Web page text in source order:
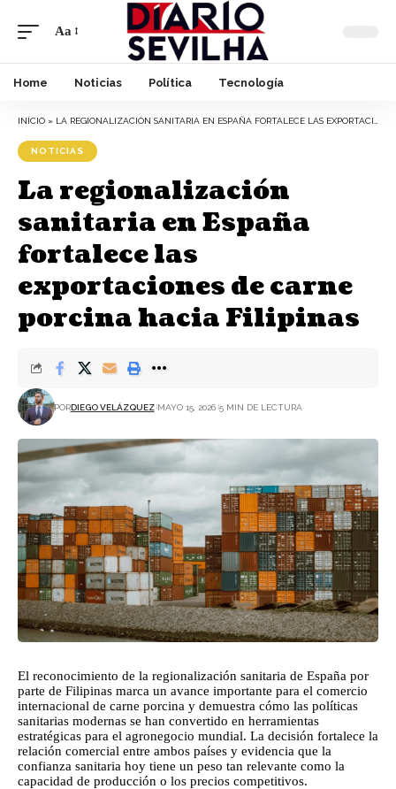
Font
Aa
Home Noticias Política Tecnología
INÍCIO » LA REGIONALIZACIÓN SANITARIA EN ESPAÑA FORTALECE LAS EXPORTACIONES DE CARNE PORCINA HACIA FILIPINAS
NOTICIAS
La regionalización
sanitaria en España
fortalece las
exportaciones de carne
porcina hacia Filipinas
PORDIEGO VELÁZQUEZ MAYO 15, 2026 5 MIN DE LECTURA
El reconocimiento de la regionalización sanitaria de España por
parte de Filipinas marca un avance importante para el comercio
internacional de carne porcina y demuestra cómo las políticas
sanitarias modernas se han convertido en herramientas
estratégicas para el agronegocio mundial. La decisión fortalece la
relación comercial entre ambos países y evidencia que la
confianza sanitaria hoy tiene un peso tan relevante como la
capacidad de producción o los precios competitivos.